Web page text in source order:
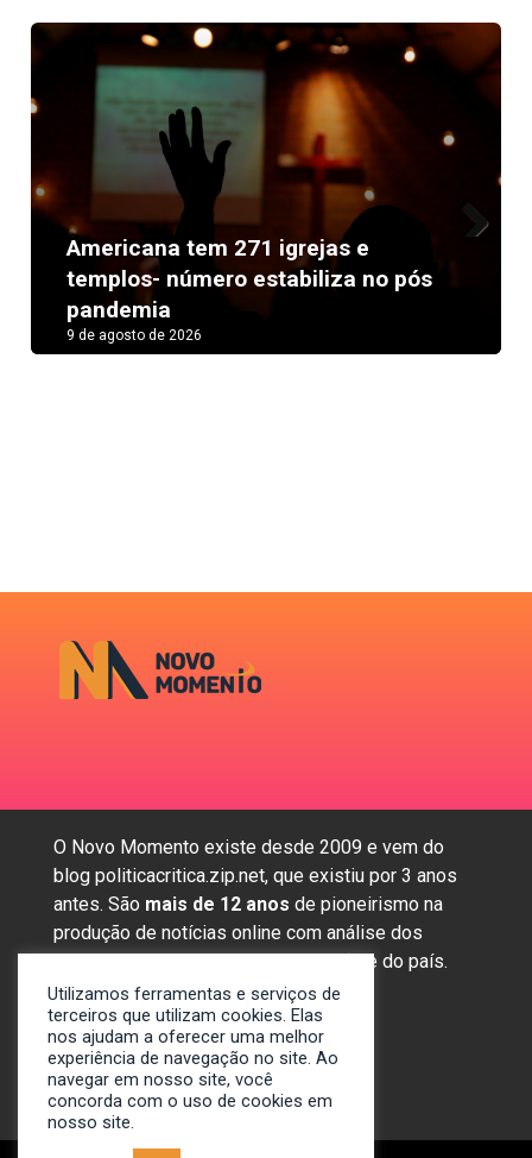
Americana tem 271 igrejas e
templos- número estabiliza no pós
pandemia
9 de agosto de 2026
O Novo Momento existe desde 2009 e vem do
blog politicacritica.zip.net, que existiu por 3 anos
antes. São mais de 12 anos de pioneirismo na
produção de notícias online com análise dos
assuntos mais importantes da região e do país.
Sobre nós
Anunciar
Contato
Utilizamos ferramentas e serviços de
terceiros que utilizam cookies. Elas
nos ajudam a oferecer uma melhor
experiência de navegação no site. Ao
navegar em nosso site, você
concorda com o uso de cookies em
nosso site.